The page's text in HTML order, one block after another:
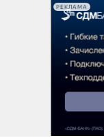
РЕКЛАМА